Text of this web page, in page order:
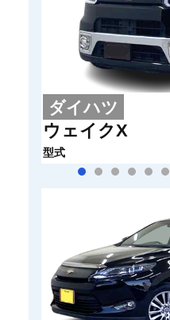
ダイハツ
ウェイクX
型式